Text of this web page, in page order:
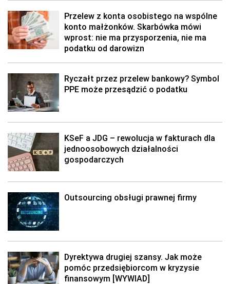
Przelew z konta osobistego na wspólne
konto małżonków. Skarbówka mówi
wprost: nie ma przysporzenia, nie ma
podatku od darowizn
Ryczałt przez przelew bankowy? Symbol
PPE może przesądzić o podatku
KSeF a JDG – rewolucja w fakturach dla
jednoosobowych działalności
gospodarczych
Outsourcing obsługi prawnej firmy
Dyrektywa drugiej szansy. Jak może
pomóc przedsiębiorcom w kryzysie
finansowym [WYWIAD]